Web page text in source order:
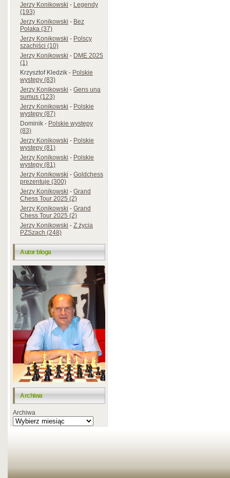
Jerzy Konikowski-Legendy
(193)
Jerzy Konikowski-Bez
Polaka (37)
Jerzy Konikowski-Polscy
szachiści (10)
Jerzy Konikowski-DME 2025
(1)
Krzysztof Kledzik-Polskie
występy (83)
Jerzy Konikowski-Gens una
sumus (123)
Jerzy Konikowski-Polskie
występy (87)
Dominik-Polskie występy
(83)
Jerzy Konikowski-Polskie
występy (81)
Jerzy Konikowski-Polskie
występy (81)
Jerzy Konikowski-Goldchess
prezentuje (300)
Jerzy Konikowski-Grand
Chess Tour 2025 (2)
Jerzy Konikowski-Grand
Chess Tour 2025 (2)
Jerzy Konikowski-Z życia
PZSzach (248)
Autor bloga
Archiwa
Archiwa